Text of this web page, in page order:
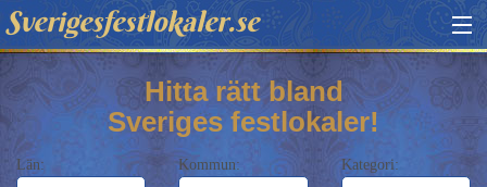
Sverigesfestlokaler.se
HITTA FESTLOKAL
BOKNINGSFÖRFRÅGAN
OM OSS
Hitta rätt bland
Sveriges festlokaler!
Län: Kommun: Kategori: